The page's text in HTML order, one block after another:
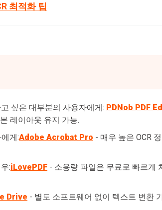
최적화 팁
싶은 대부분의 사용자에게: PDNob PDF
레이아웃 유지 가능.
게:Adobe Acrobat Pro - 매우 높은 OCR
:iLovePDF - 소용량 파일은 무료로 빠르게
Drive - 별도 소프트웨어 없이 텍스트 변환